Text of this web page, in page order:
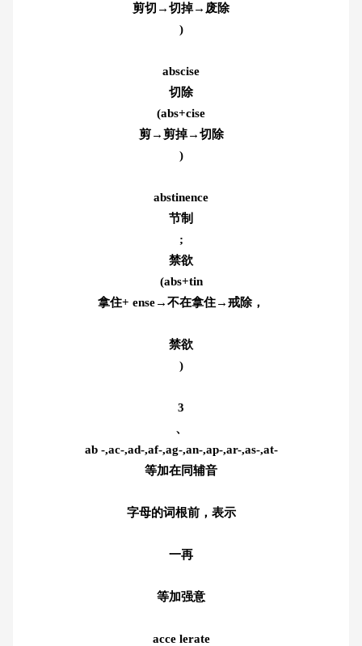
剪切→切掉→废除
)
abscise
切除
(abs+cise
剪→剪掉→切除
)
abstinence
节制
;
禁欲
(abs+tin
拿住+ ense→不在拿住→戒除，
禁欲
)
3
、
ab -,ac-,ad-,af-,ag-,an-,ap-,ar-,as-,at-
等加在同辅音
字母的词根前，表示
一再
等加强意
acce lerate